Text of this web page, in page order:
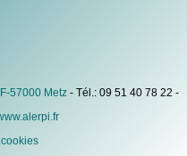
57000 Metz - Tél.: 09 51 40 78 22 -